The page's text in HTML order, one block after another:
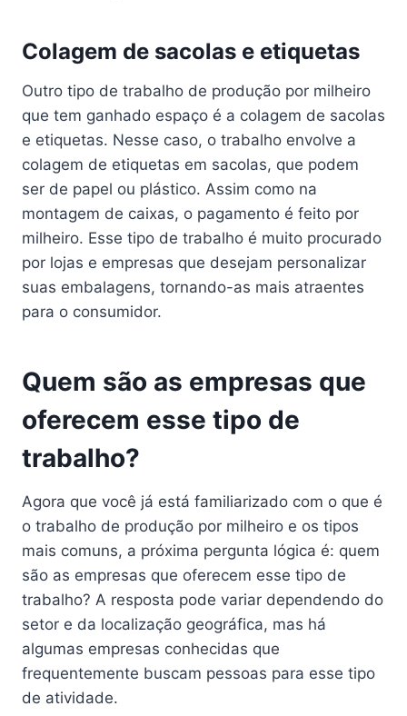
Colagem de sacolas e etiquetas
Outro tipo de trabalho de produção por milheiro
que tem ganhado espaço é a colagem de sacolas
e etiquetas. Nesse caso, o trabalho envolve a
colagem de etiquetas em sacolas, que podem
ser de papel ou plástico. Assim como na
montagem de caixas, o pagamento é feito por
milheiro. Esse tipo de trabalho é muito procurado
por lojas e empresas que desejam personalizar
suas embalagens, tornando-as mais atraentes
para o consumidor.
Quem são as empresas que
oferecem esse tipo de
trabalho?
Agora que você já está familiarizado com o que é
o trabalho de produção por milheiro e os tipos
mais comuns, a próxima pergunta lógica é: quem
são as empresas que oferecem esse tipo de
trabalho? A resposta pode variar dependendo do
setor e da localização geográfica, mas há
algumas empresas conhecidas que
frequentemente buscam pessoas para esse tipo
de atividade.